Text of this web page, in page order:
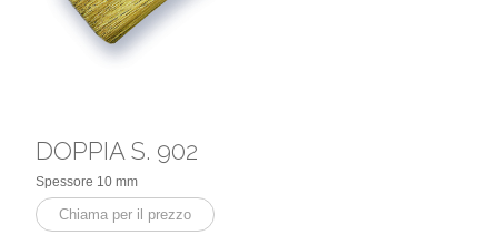
DOPPIA S. 902
Spessore 10 mm
Chiama per il prezzo